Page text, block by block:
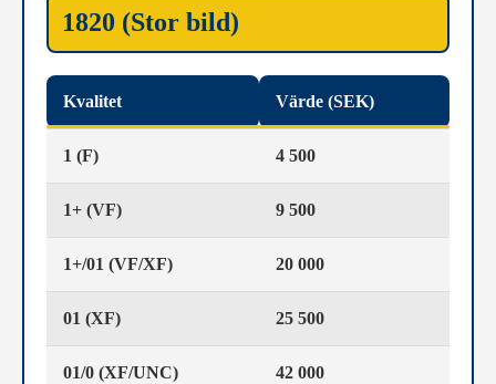
1820 (Stor bild)
Kvalitet Värde (SEK)
1 (F) 4 500
1+ (VF) 9 500
1+/01 (VF/XF) 20 000
01 (XF) 25 500
01/0 (XF/UNC) 42 000